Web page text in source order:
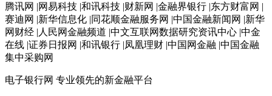
腾讯网 |网易科技 |和讯科技 |财新网 |金融界银行 |东方财富网 |
赛迪网 |新华信息化 |同花顺金融服务网 |中国金融新闻网 |新华
网财经 |人民网金融频道 |中文互联网数据研究资讯中心 |中金
在线 |证券日报网 |和讯银行 |凤凰理财 |中国网金融 |中国金融
集中采购网
电子银行网 专业领先的新金融平台